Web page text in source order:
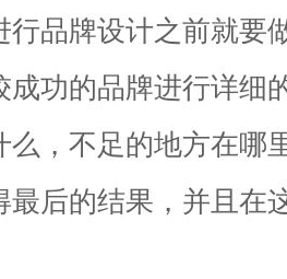
行品牌设计之前就要
成功的品牌进行详细
么，不足的地方在哪
最后的结果，并且在